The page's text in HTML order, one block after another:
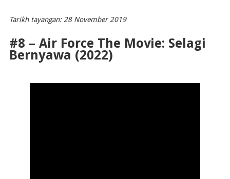
Tarikh tayangan: 28 November 2019
#8 – Air Force The Movie: Selagi
Bernyawa (2022)